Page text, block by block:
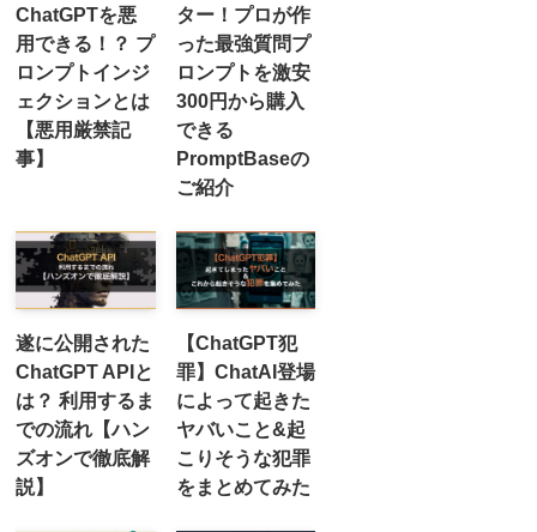
ChatGPTを悪
用できる！？ プ
ロンプトインジ
ェクションとは
【悪用厳禁記
事】
ター！プロが作
った最強質問プ
ロンプトを激安
300円から購入
できる
PromptBaseの
ご紹介
遂に公開された
ChatGPT APIと
は？ 利用するま
での流れ【ハン
ズオンで徹底解
説】
【ChatGPT犯
罪】ChatAI登場
によって起きた
ヤバいこと&起
こりそうな犯罪
をまとめてみた